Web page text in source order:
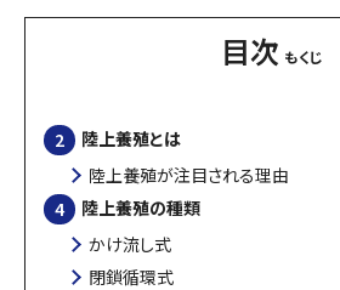
目次
陸上養殖とは
陸上養殖が注目される理由
陸上養殖の種類
かけ流し式
閉鎖循環式